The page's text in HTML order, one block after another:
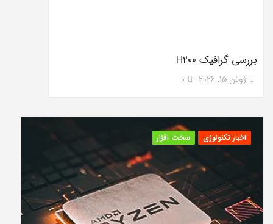
بررسی گرافیک H200
ژوئن 15, 2026 0
اخبار تکنولوژی سخت افزار